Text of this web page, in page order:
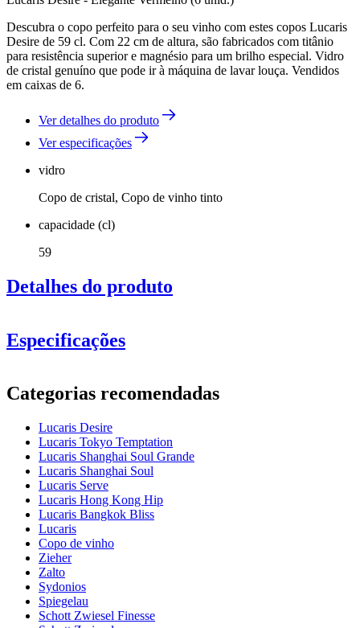
Descubra o copo perfeito para o seu vinho com estes copos Lucaris
Desire de 59 cl. Com 22 cm de altura, são fabricados com titânio
para resistência superior e magnésio para um brilho especial. Vidro
de cristal genuíno que pode ir à máquina de lavar louça. Vendidos
em caixas de 6.
Ver detalhes do produto
Ver especificações
vidro
Copo de cristal, Copo de vinho tinto
capacidade (cl)
59
Detalhes do produto
demonstração
Especificações
Número do produto1LS10ER21E
Dimensões (LxAxP cm)
Peso (kg)0.3
Altura (cm)22
Largura (cm)40
profundidade (cm)31
vidro
Série de produtos
vidroCopo de cristal, Copo de vinho tinto
diâmetro (cm)
capacidade (cl)
Categorias recomendadas
Lucaris Desire
Lucaris Tokyo Temptation
Lucaris Shanghai Soul Grande
Lucaris Shanghai Soul
Lucaris Serve
Lucaris Hong Kong Hip
Lucaris Bangkok Bliss
Lucaris
Copo de vinho
Zieher
Zalto
Sydonios
Spiegelau
Schott Zwiesel Finesse